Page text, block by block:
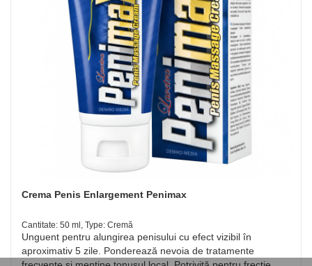
Crema Penis Enlargement Penimax
Cantitate: 50 ml, Type: Cremă
Unguent pentru alungirea penisului cu efect vizibil în
aproximativ 5 zile. Ponderează nevoia de tratamente